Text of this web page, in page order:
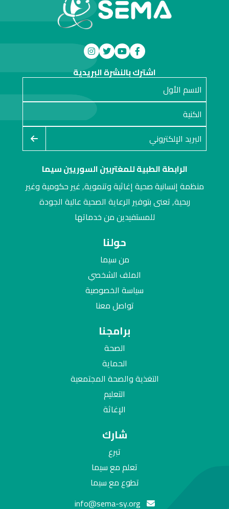
الرابطة الطبية للمغتربين السوريين سيما
منظمة إنسانية صحية إغاثية وتنموية, غير حكومية وغير
ربحية, تعنى بتوفير الرعاية الصحية عالية الجودة
للمستفيدين من خدماتها
info@sema-sy.org
اشترك بالنشرة البريدية
حولنا
من سيما
الملف الشخصي
سياسة الخصوصية
تواصل معنا
برامجنا
الصحة
الحماية
التغذية والصحة المجتمعية
التعليم
الإغاثة
شارك
تبرع
تعلم مع سيما
تطوع مع سيما